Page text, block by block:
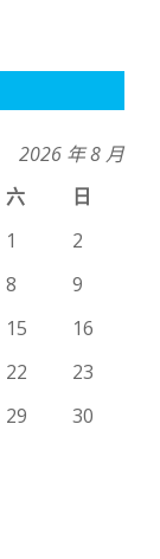
2026 年 8 月
六
日
1
2
8
9
15
16
22
23
29
30